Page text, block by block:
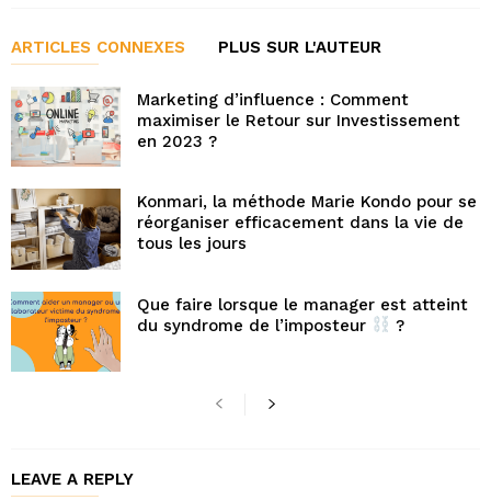
ARTICLES CONNEXES PLUS SUR L'AUTEUR
Marketing d’influence : Comment
maximiser le Retour sur Investissement
en 2023 ?
Konmari, la méthode Marie Kondo pour se
réorganiser efficacement dans la vie de
tous les jours
Que faire lorsque le manager est atteint
du syndrome de l’imposteur
?
LEAVE A REPLY